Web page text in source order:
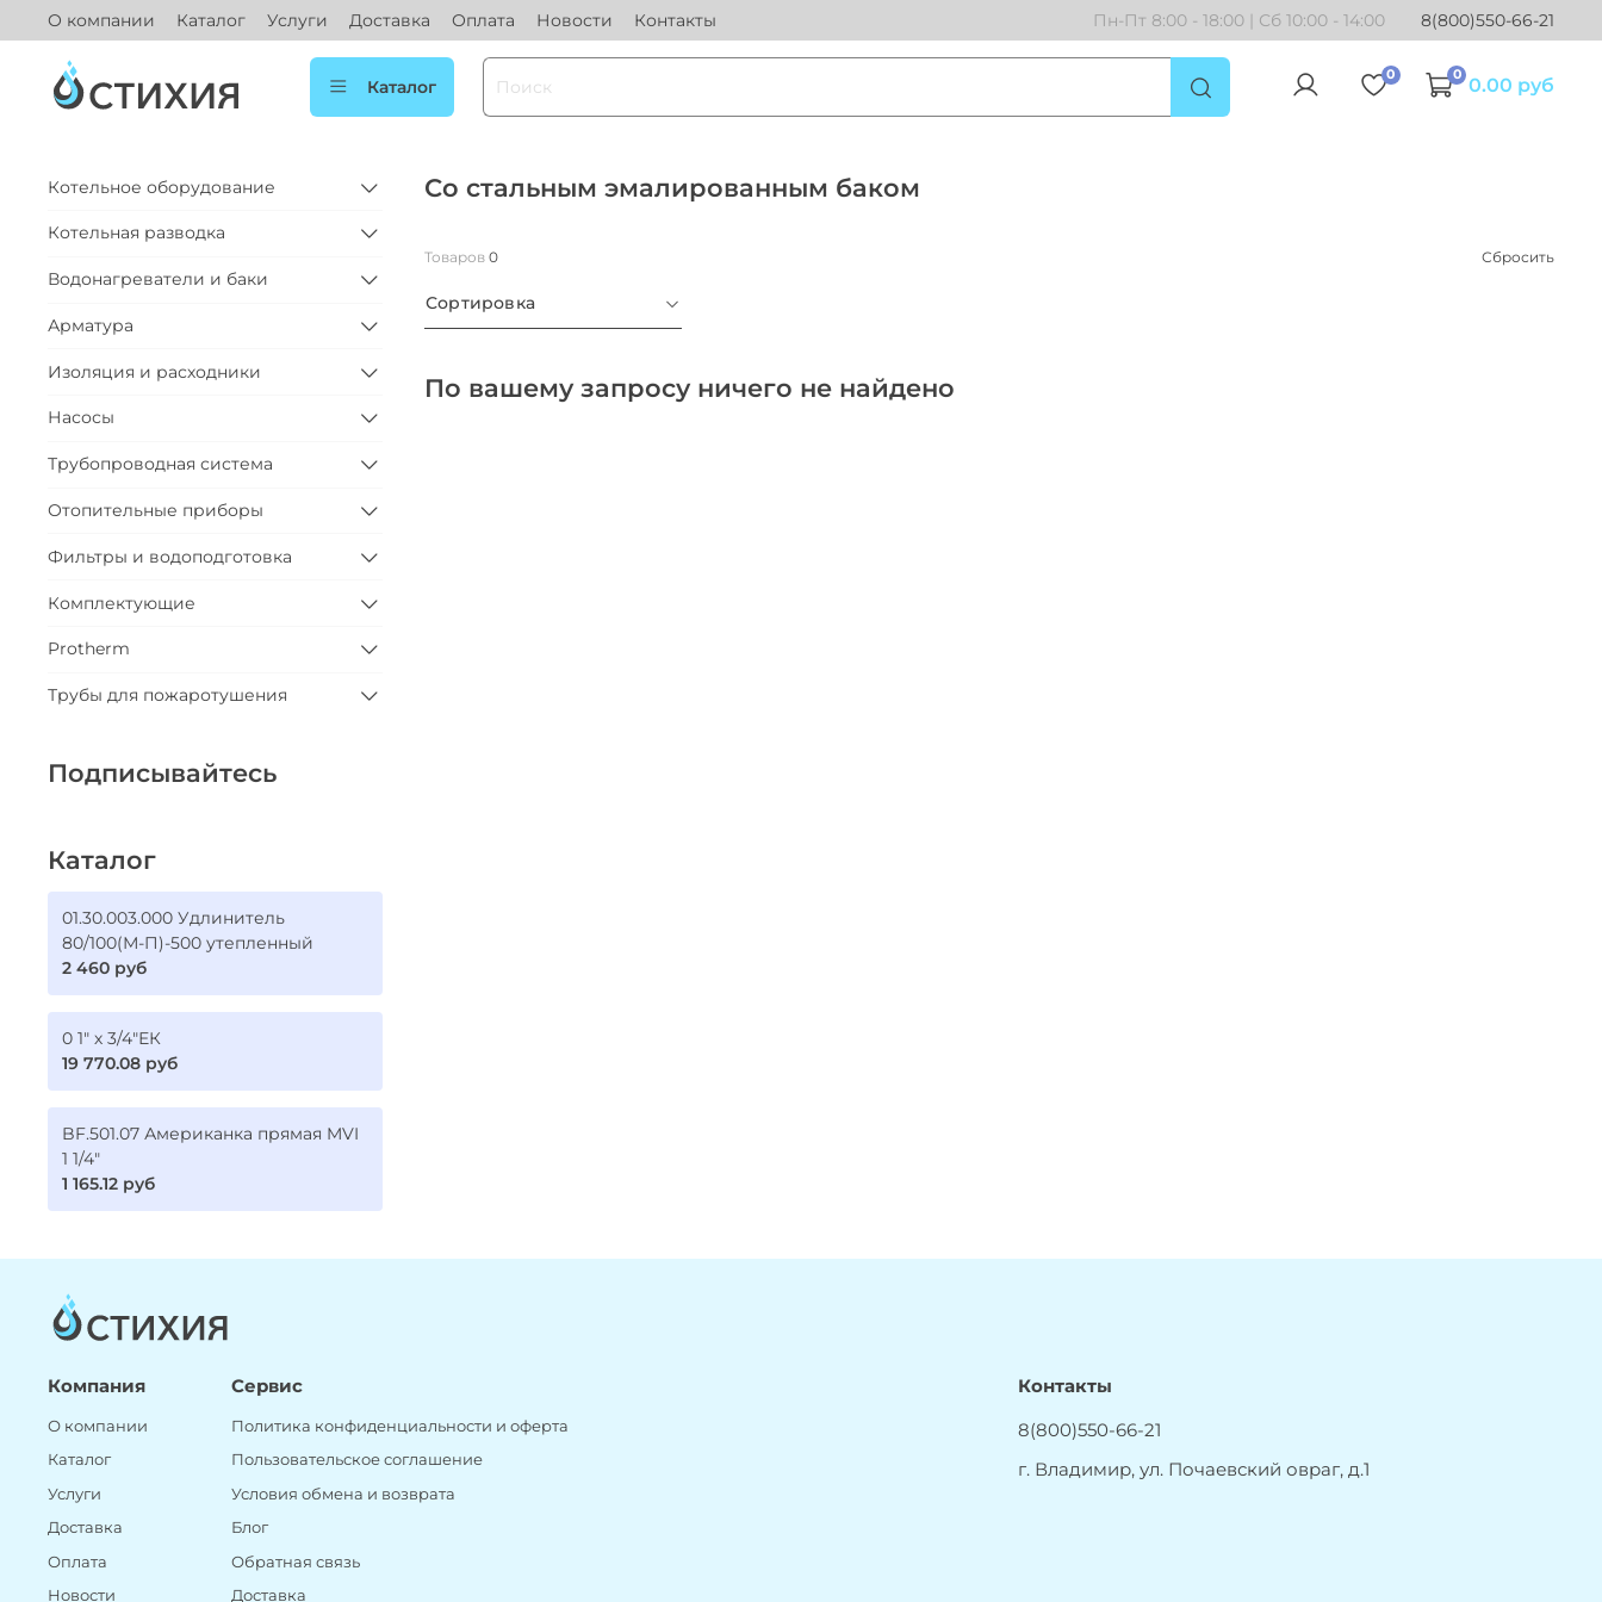
О компании Каталог Услуги Доставка Оплата Новости Контакты Пн-Пт 8:00 - 18:00 | Сб 10:00 - 14:00 8(800)550-66-21
Каталог
0 0 0.00 руб
Со стальным эмалированным баком
Товаров 0 Сбросить
Сортировка
По вашему запросу ничего не найдено
Котельное оборудование
Котельная разводка
Водонагреватели и баки
Арматура
Изоляция и расходники
Насосы
Трубопроводная система
Отопительные приборы
Фильтры и водоподготовка
Комплектующие
Protherm
Трубы для пожаротушения
Подписывайтесь
Каталог
01.30.003.000 Удлинитель
80/100(М-П)-500 утепленный
2 460 руб
0 1" х 3/4"ЕК
19 770.08 руб
BF.501.07 Американка прямая MVI
1 1/4"
1 165.12 руб
Компания
О компании
Каталог
Услуги
Доставка
Оплата
Новости
Сервис
Политика конфиденциальности и оферта
Пользовательское соглашение
Условия обмена и возврата
Блог
Обратная связь
Доставка
Контакты
8(800)550-66-21
г. Владимир, ул. Почаевский овраг, д.1